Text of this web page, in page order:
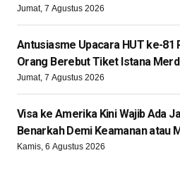
Jumat, 7 Agustus 2026
Antusiasme Upacara HUT ke-81
Orang Berebut Tiket Istana
Jumat, 7 Agustus 2026
Visa ke Amerika Kini Wajib Ada
Benarkah Demi Keamanan atau
Kamis, 6 Agustus 2026